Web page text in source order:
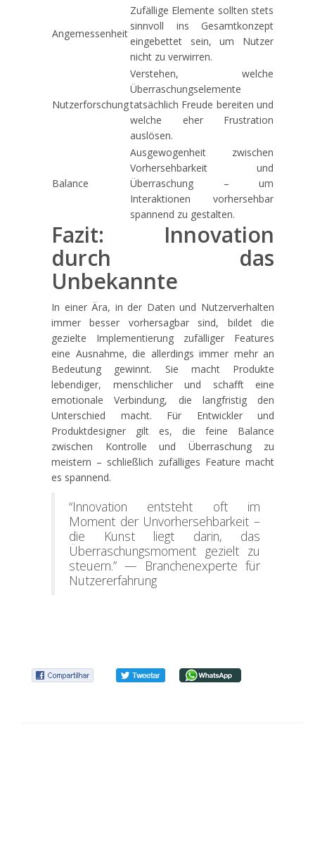
Angemessenheit
Zufällige Elemente sollten stets
sinnvoll ins Gesamtkonzept
eingebettet sein, um Nutzer
nicht zu verwirren.
Nutzerforschung
Verstehen, welche
Überraschungselemente
tatsächlich Freude bereiten und
welche eher Frustration
auslösen.
Balance
Ausgewogenheit zwischen
Vorhersehbarkeit und
Überraschung – um
Interaktionen vorhersehbar
spannend zu gestalten.
Fazit: Innovation
durch das
Unbekannte
In einer Ära, in der Daten und Nutzerverhalten
immer besser vorhersagbar sind, bildet die
gezielte Implementierung zufälliger Features
eine Ausnahme, die allerdings immer mehr an
Bedeutung gewinnt. Sie macht Produkte
lebendiger, menschlicher und schafft eine
emotionale Verbindung, die langfristig den
Unterschied macht. Für Entwickler und
Produktdesigner gilt es, die feine Balance
zwischen Kontrolle und Überraschung zu
meistern – schließlich zufälliges Feature macht
es spannend.
“Innovation entsteht oft im
Moment der Unvorhersehbarkeit –
die Kunst liegt darin, das
Überraschungsmoment gezielt zu
steuern.” — Branchenexperte für
Nutzererfahrung